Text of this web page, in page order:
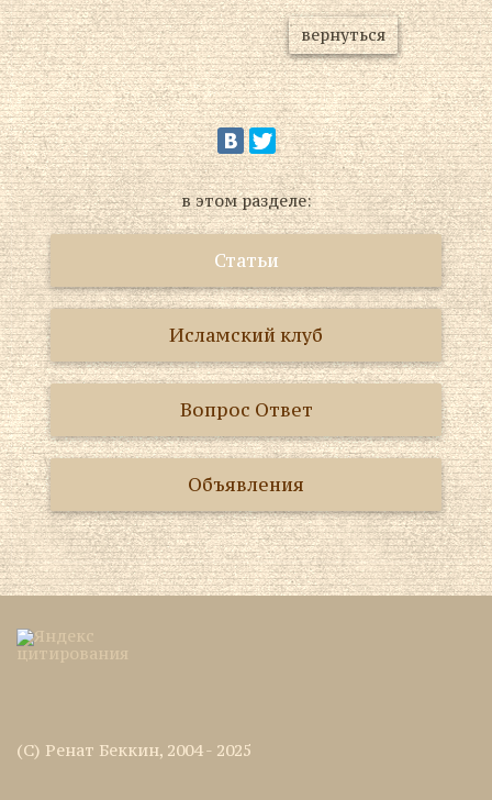
вернуться
в этом разделе:
Статьи
Исламский клуб
Вопрос Ответ
Объявления
(C) Ренат Беккин, 2004 - 2025